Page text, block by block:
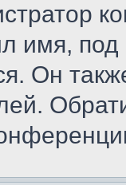
имя,
Он